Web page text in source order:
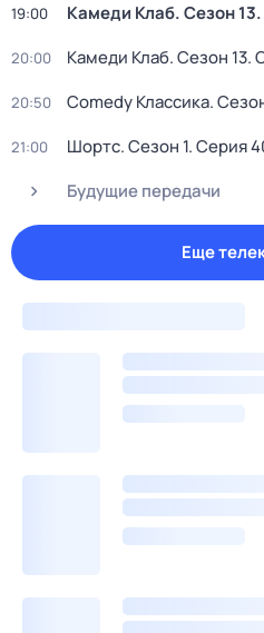
19:00 Камеди Клаб. Сезон 13
20:00 Камеди Клаб. Сезон 13.
20:50 Comedy Классика.
21:00 Шортс. Сезон 1. Серия
Будущие передачи
Еще